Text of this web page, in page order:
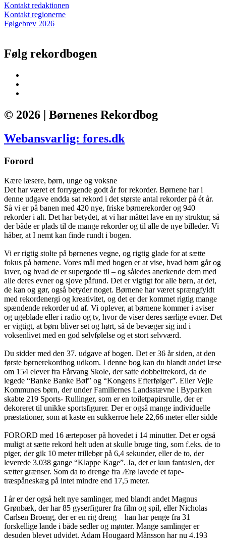
Kontakt redaktionen
Kontakt regionerne
Følgebrev 2026
Følg rekordbogen
© 2026 | Børnenes Rekordbog
Webansvarlig: fores.dk
Forord
Kære læsere, børn, unge og voksne
Det har været et forrygende godt år for rekorder. Børnene har i
denne udgave endda sat rekord i det største antal rekorder på ét år.
Så vi er på banen med 420 nye, friske børnerekorder og 940
rekorder i alt. Det har betydet, at vi har måttet lave en ny struktur, så
der både er plads til de mange rekorder og til alle de nye billeder. Vi
håber, at I nemt kan finde rundt i bogen.
Vi er rigtig stolte på børnenes vegne, og rigtig glade for at sætte
fokus på børnene. Vores mål med bogen er at vise, hvad børn går og
laver, og hvad de er supergode til – og således anerkende dem med
alle deres evner og sjove påfund. Det er vigtigt for alle børn, at det,
de kan og gør, også betyder noget. Børnene har været sprængfyldt
med rekordenergi og kreativitet, og det er der kommet rigtig mange
spændende rekorder ud af. Vi oplever, at børnene kommer i aviser
og ugeblade eller i radio og tv, hvor de viser deres særlige evner. Det
er vigtigt, at børn bliver set og hørt, så de bevæger sig ind i
voksenlivet med en god selvfølelse og et stort selvværd.
Du sidder med den 37. udgave af bogen. Det er 36 år siden, at den
første børnerekordbog udkom. I denne bog kan du blandt andet læse
om 154 elever fra Fårvang Skole, der satte dobbeltrekord, da de
legede “Banke Banke Bøf” og “Kongens Efterfølger”. Eller Vejle
Kommunes børn, der under Familiernes Landsstævne i Byparken
skabte 219 Sports- Rullinger, som er en toiletpapirsrulle, der er
dekoreret til unikke sportsfigurer. Der er også mange individuelle
præstationer, som at kaste en sukkerroe hele 22,66 meter eller sidde
FORORD med 16 ærteposer på hovedet i 14 minutter. Det er også
muligt at sætte rekord helt uden at skulle bruge ting, som f.eks. de to
piger, der gik 10 meter trillebør på 6,4 sekunder, eller de to, der
leverede 3.038 gange “Klappe Kage”. Ja, det er kun fantasien, der
sætter grænser. Som da to drenge fra Ærø lavede et tape-
træspåneskæg på intet mindre end 17,5 meter.
I år er der også helt nye samlinger, med blandt andet Magnus
Grønbæk, der har 85 gyserfigurer fra film og spil, eller Nicholas
Carlsen Broeng, der er en rig dreng – han har penge fra 31
forskellige lande i både sedler og mønter. Mange samlinger er
desuden blevet udvidet. Adam Hougaard Månsson har nu 4.193